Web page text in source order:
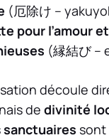
(厄除け –
pour l’amour
(縁結び –
découle
de divinité
sanctuaires sont